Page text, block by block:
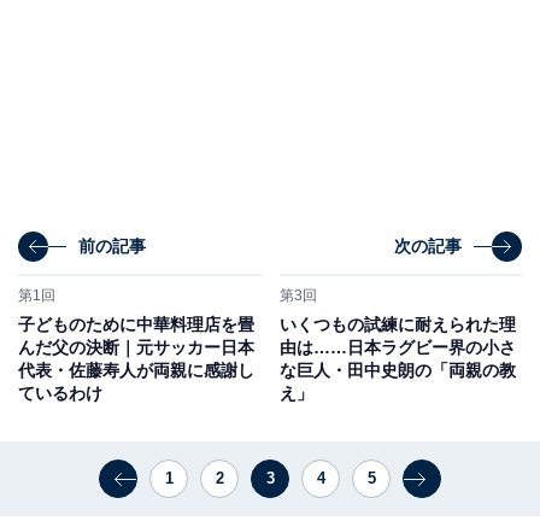
前の記事
第1回
子どものために中華料理店を畳
んだ父の決断｜元サッカー日本
代表・佐藤寿人が両親に感謝し
ているわけ
次の記事
第3回
いくつもの試練に耐えられた理
由は……日本ラグビー界の小さ
な巨人・田中史朗の「両親の教
え」
1 2 3 4 5